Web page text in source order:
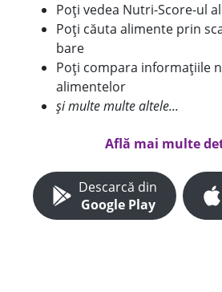
Poți vedea Nutri-Score-ul
Poți căuta alimente prin
bare
Poți compara informațiile
alimentelor
și multe multe altele...
Află mai multe
Descarcă din
Google Play